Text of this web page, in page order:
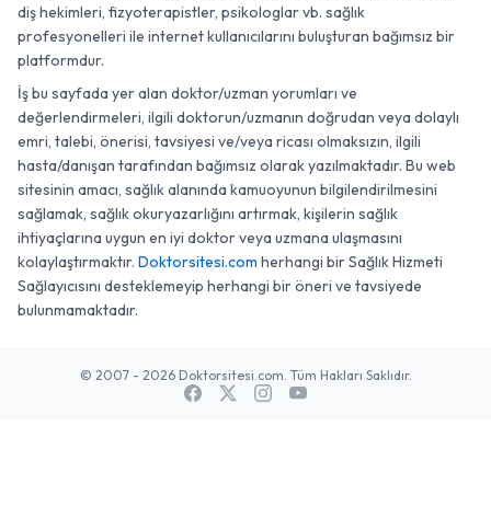
diş hekimleri, fizyoterapistler, psikologlar vb. sağlık
profesyonelleri ile internet kullanıcılarını buluşturan bağımsız bir
platformdur.
İş bu sayfada yer alan doktor/uzman yorumları ve
değerlendirmeleri, ilgili doktorun/uzmanın doğrudan veya dolaylı
emri, talebi, önerisi, tavsiyesi ve/veya ricası olmaksızın, ilgili
hasta/danışan tarafından bağımsız olarak yazılmaktadır. Bu web
sitesinin amacı, sağlık alanında kamuoyunun bilgilendirilmesini
sağlamak, sağlık okuryazarlığını artırmak, kişilerin sağlık
ihtiyaçlarına uygun en iyi doktor veya uzmana ulaşmasını
kolaylaştırmaktır. Doktorsitesi.com herhangi bir Sağlık Hizmeti
Sağlayıcısını desteklemeyip herhangi bir öneri ve tavsiyede
bulunmamaktadır.
© 2007 - 2026 Doktorsitesi.com. Tüm Hakları Saklıdır.